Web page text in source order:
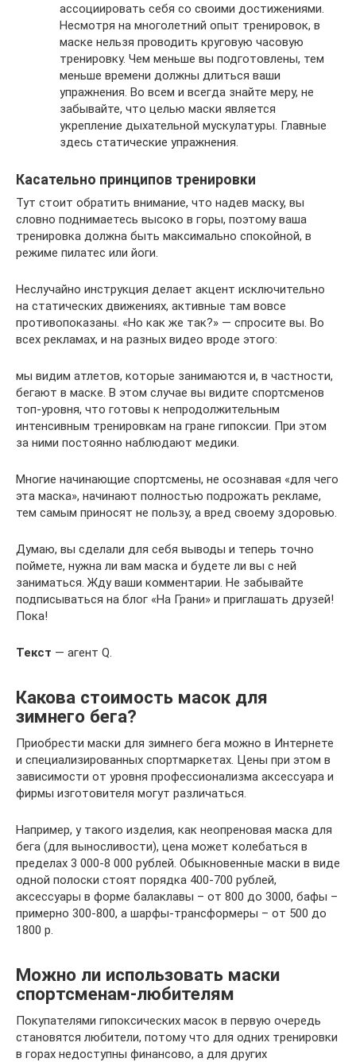
ассоциировать себя со своими достижениями.
Несмотря на многолетний опыт тренировок, в
маске нельзя проводить круговую часовую
тренировку. Чем меньше вы подготовлены, тем
меньше времени должны длиться ваши
упражнения. Во всем и всегда знайте меру, не
забывайте, что целью маски является
укрепление дыхательной мускулатуры. Главные
здесь статические упражнения.
Касательно принципов тренировки
Тут стоит обратить внимание, что надев маску, вы
словно поднимаетесь высоко в горы, поэтому ваша
тренировка должна быть максимально спокойной, в
режиме пилатес или йоги.
Неслучайно инструкция делает акцент исключительно
на статических движениях, активные там вовсе
противопоказаны. «Но как же так?» — спросите вы. Во
всех рекламах, и на разных видео вроде этого:
мы видим атлетов, которые занимаются и, в частности,
бегают в маске. В этом случае вы видите спортсменов
топ-уровня, что готовы к непродолжительным
интенсивным тренировкам на гране гипоксии. При этом
за ними постоянно наблюдают медики.
Многие начинающие спортсмены, не осознавая «для чего
эта маска», начинают полностью подрожать рекламе,
тем самым приносят не пользу, а вред своему здоровью.
Думаю, вы сделали для себя выводы и теперь точно
поймете, нужна ли вам маска и будете ли вы с ней
заниматься. Жду ваши комментарии. Не забывайте
подписываться на блог «На Грани» и приглашать друзей!
Пока!
Текст — агент Q.
Какова стоимость масок для
зимнего бега?
Приобрести маски для зимнего бега можно в Интернете
и специализированных спортмаркетах. Цены при этом в
зависимости от уровня профессионализма аксессуара и
фирмы изготовителя могут различаться.
Например, у такого изделия, как неопреновая маска для
бега (для выносливости), цена может колебаться в
пределах 3 000-8 000 рублей. Обыкновенные маски в виде
одной полоски стоят порядка 400-700 рублей,
аксессуары в форме балаклавы – от 800 до 3000, бафы –
примерно 300-800, а шарфы-трансформеры – от 500 до
1800 р.
Можно ли использовать маски
спортсменам-любителям
Покупателями гипоксических масок в первую очередь
становятся любители, потому что для одних тренировки
в горах недоступны финансово, а для других